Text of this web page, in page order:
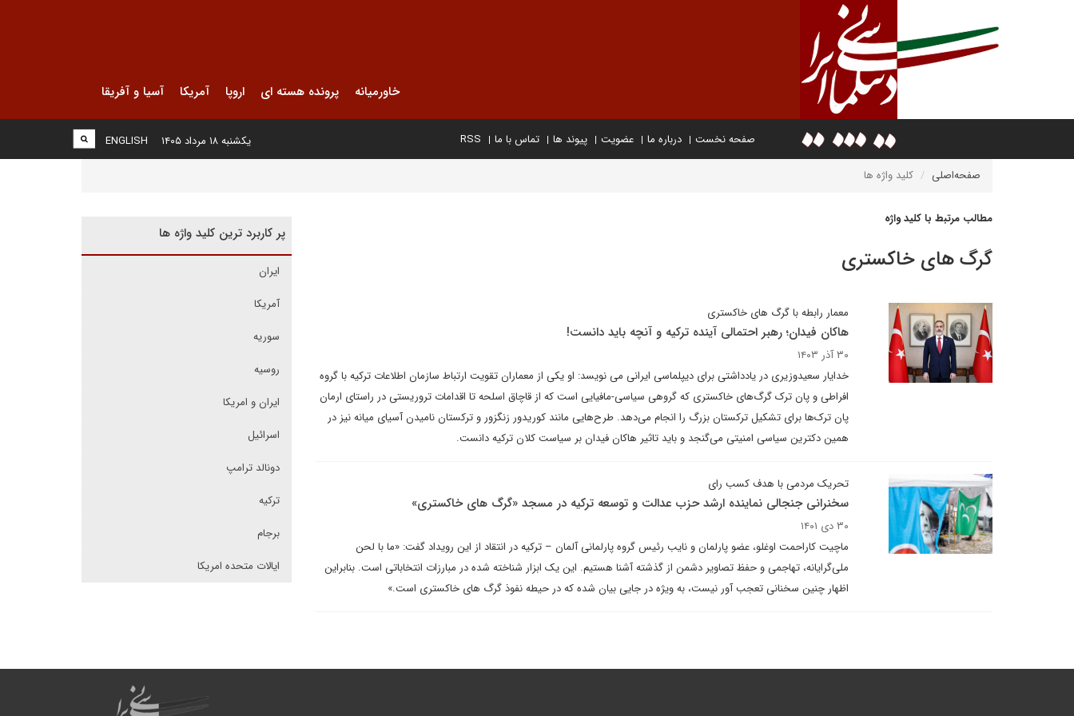
خاورمیانه پرونده هسته ای اروپا آمریکا آسیا و آفریقا
صفحه نخست درباره ما عضویت پیوند ها تماس با ما RSS
ENGLISH یکشنبه ۱۸ مرداد ۱۴۰۵
صفحه‌اصلی کلید واژه ها
مطالب مرتبط با کلید واژه
گرگ های خاکستری
معمار رابطه با گرگ های خاکستری
هاکان فیدان؛ رهبر احتمالی آینده ترکیه و آنچه باید دانست!
۳۰ آذر ۱۴۰۳
خدایار سعیدوزیری در یادداشتی برای دیپلماسی ایرانی می نویسد: او یکی از معماران تقویت ارتباط سازمان اطلاعات ترکیه با گروه
افراطی و پان ترک گرگ‌های خاکستری که گروهی سیاسی-مافیایی است که از قاچاق اسلحه تا اقدامات تروریستی در راستای ارمان
پان ترک‌ها برای تشکیل ترکستان بزرگ را انجام می‌دهد. طرح‌هایی مانند کوریدور زنگزور و ترکستان نامیدن آسیای میانه نیز در
همین دکترین سیاسی امنیتی می‌گنجد و باید تاثیر هاکان فیدان بر سیاست کلان ترکیه دانست.
تحریک مردمی با هدف کسب رای
سخنرانی جنجالی نماینده ارشد حزب عدالت و توسعه ترکیه در مسجد «گرگ های خاکستری»
۳۰ دی ۱۴۰۱
ماچیت کاراحمت اوغلو، عضو پارلمان و نایب رئیس گروه پارلمانی آلمان – ترکیه در انتقاد از این رویداد گفت: «ما با لحن
ملی‌گرایانه، تهاجمی و حفظ تصاویر دشمن از گذشته آشنا هستیم. این یک ابزار شناخته شده در مبارزات انتخاباتی است. بنابراین
اظهار چنین سخنانی تعجب آور نیست، به ویژه در جایی بیان شده که در حیطه نفوذ گرگ های خاکستری است.»
پر کاربرد ترین کلید واژه ها
ایران
آمریکا
سوریه
روسیه
ایران و امریکا
اسرائیل
دونالد ترامپ
ترکیه
برجام
ایالات متحده امریکا